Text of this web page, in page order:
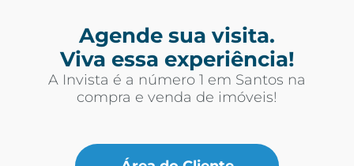
Agende sua visita.
Viva essa experiência!
A Invista é a número 1 em Santos na
compra e venda de imóveis!